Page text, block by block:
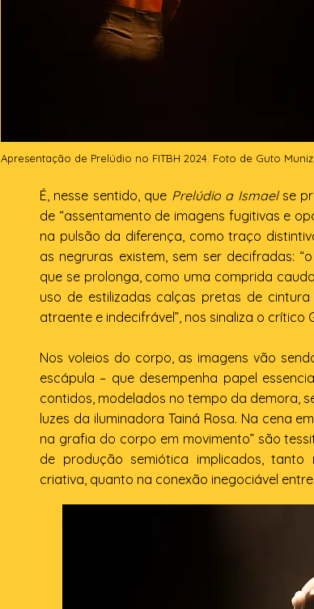
Apresentação de Prelúdio no FITBH 2024. Foto de Guto Muniz.
É, nesse sentido, que Prelúdio a Ismael se
de “assentamento de imagens fugitivas e
na pulsão da diferença, como traço
as negruras existem, sem ser decifradas:
que se prolonga, como uma comprida
uso de estilizadas calças pretas de
atraente e indecifrável”, nos sinaliza o crítico
Nos voleios do corpo, as imagens vão
escápula – que desempenha papel
contidos, modelados no tempo da demora,
luzes da iluminadora Tainá Rosa. Na cena
na grafia do corpo em movimento” são
de produção semiótica implicados,
criativa, quanto na conexão inegociável